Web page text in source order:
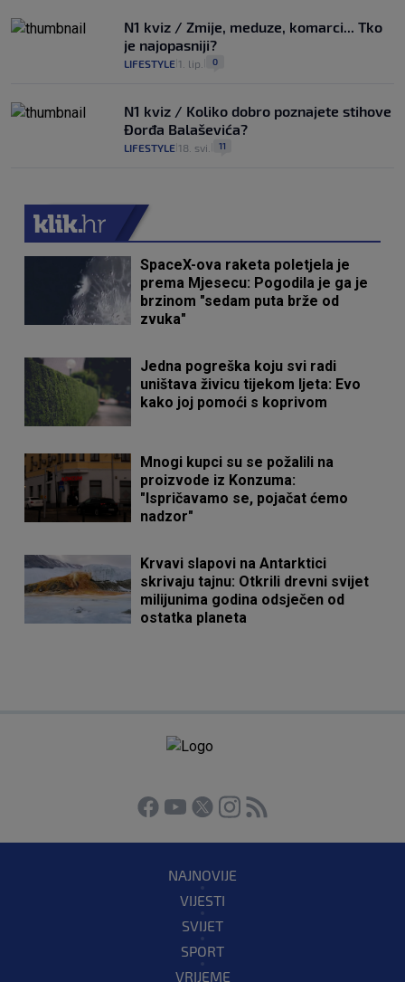
N1 kviz / Zmije, meduze, komarci... Tko
je najopasniji?
LIFESTYLE 1. lip. 0
N1 kviz / Koliko dobro poznajete stihove
Đorđa Balaševića?
LIFESTYLE 18. svi. 11
SpaceX-ova raketa poletjela je
prema Mjesecu: Pogodila je ga je
brzinom "sedam puta brže od
zvuka"
Jedna pogreška koju svi radi
uništava živicu tijekom ljeta: Evo
kako joj pomoći s koprivom
Mnogi kupci su se požalili na
proizvode iz Konzuma:
"Ispričavamo se, pojačat ćemo
nadzor"
Krvavi slapovi na Antarktici
skrivaju tajnu: Otkrili drevni svijet
milijunima godina odsječen od
ostatka planeta
NAJNOVIJE
VIJESTI
SVIJET
SPORT
VRIJEME